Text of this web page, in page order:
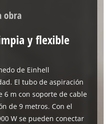
obra
y flexible
de Einhell
El tubo de aspiración
6 m con soporte de cable
de 9 metros. Con el
W se pueden conectar